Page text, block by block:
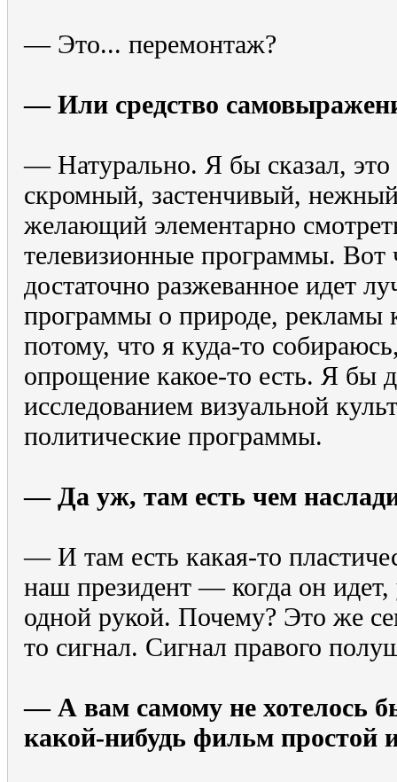
— Это... перемонтаж?
— Или средство
— Натурально. Я бы сказал, это
скромный, застенчивый,
желающий элементарно
телевизионные программы. Вот
достаточно разжеванное идет
программы о природе, рекламы
потому, что я куда-то
опрощение какое-то есть. Я бы
исследованием визуальной
политические программы.
— Да уж, там есть чем
— И там есть какая-то
наш президент — когда он
одной рукой. Почему? Это же
то сигнал. Сигнал правого
— А вам самому не хотелось
какой-нибудь фильм простой